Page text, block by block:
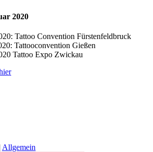
2020
Tattoo Convention Fürstenfeldbruck
Tattooconvention Gießen
Tattoo Expo Zwickau
Allgemein